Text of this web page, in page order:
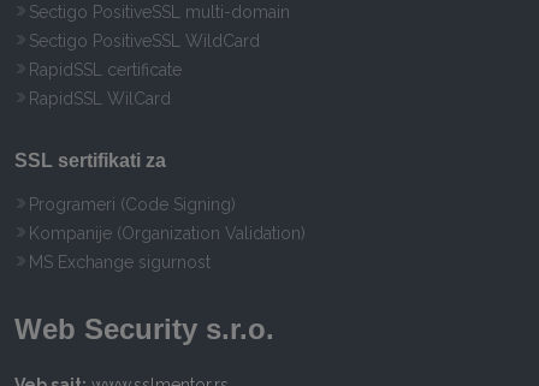
Sectigo PositiveSSL multi-domain
Sectigo PositiveSSL WildCard
RapidSSL certificate
RapidSSL WilCard
SSL sertifikati za
Programeri (Code Signing)
Kompanije (Organization Validation)
MS Exchange sigurnost
Web Security s.r.o.